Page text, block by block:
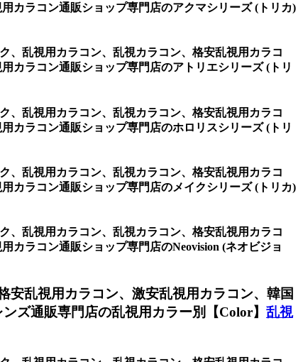
カラコン通販ショップ専門店のアクマシリーズ (トリカ)
、乱視用カラコン、乱視カラコン、格安乱視用カラコ
カラコン通販ショップ専門店のアトリエシリーズ (トリ
、乱視用カラコン、乱視カラコン、格安乱視用カラコ
カラコン通販ショップ専門店のホロリスシリーズ (トリ
、乱視用カラコン、乱視カラコン、格安乱視用カラコ
カラコン通販ショップ専門店のメイクシリーズ (トリカ)
、乱視用カラコン、乱視カラコン、格安乱視用カラコ
カラコン通販ショップ専門店のNeovision (ネオビジョ
安乱視用カラコン、激安乱視用カラコン、韓国
ズ通販専門店の乱視用カラー別【Color】 乱視